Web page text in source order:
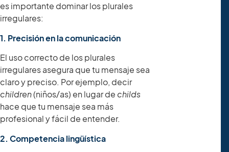
es importante dominar los plurales
irregulares:
1. Precisión en la comunicación
El uso correcto de los plurales
irregulares asegura que tu mensaje sea
claro y preciso. Por ejemplo, decir
children(niños/as) en lugar de childs
hace que tu mensaje sea más
profesional y fácil de entender.
2. Competencia lingüística